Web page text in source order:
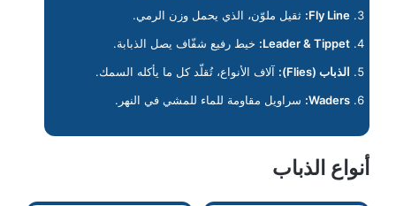
Fly Line: ثقيل ملوّن، الذي يحمل وزن الرمي.
Leader & Tippet:
خيط رفيع شفّاف يصل الذبابة.
الذباب (Flies):
آلاف الأنواع، تُقلّد كل ما يأكله السمك.
Waders: سراويل مقاومة للماء للمشي في النهر.
أنواع الذباب